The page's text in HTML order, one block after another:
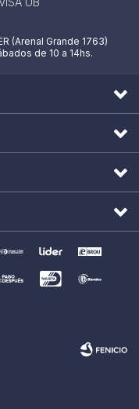
(Arenal Grande 1763)
de 10 a 14hs.